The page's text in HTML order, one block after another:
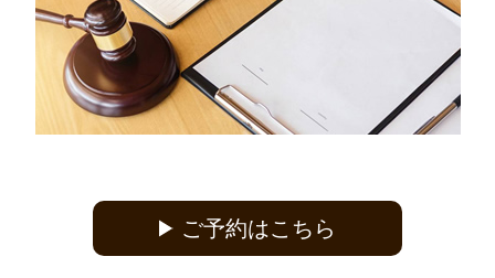
ご予約はこちら